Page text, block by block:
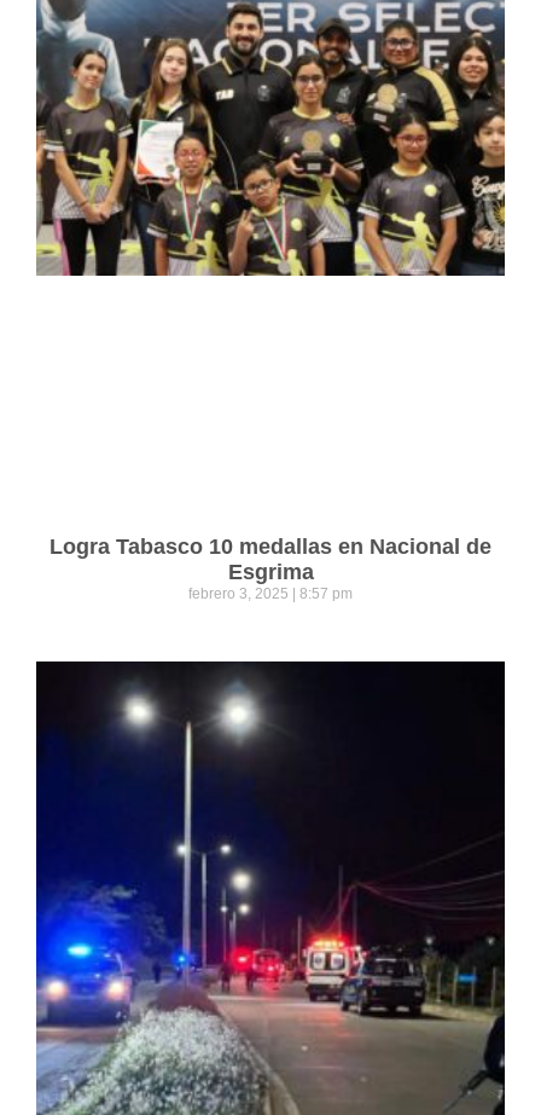
Logra Tabasco 10 medallas en Nacional de
Esgrima
febrero 3, 2025 8:57 pm